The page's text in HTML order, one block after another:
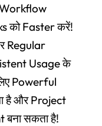
को Faster करें!
Regular
Usage के
Powerful
है और Project
सकता है!